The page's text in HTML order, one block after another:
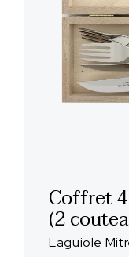
Coffret
(2
Laguiole